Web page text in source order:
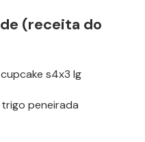
(receita do
peneirada